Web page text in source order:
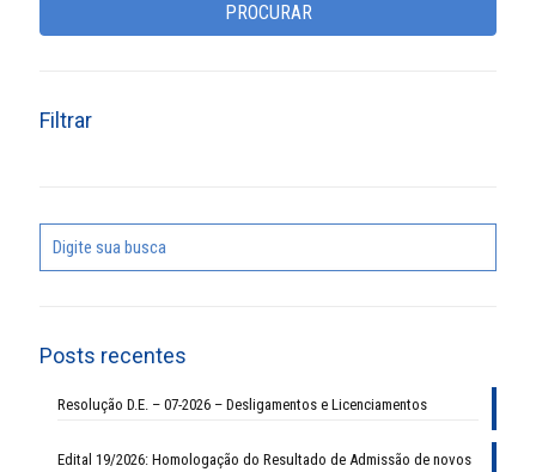
PROCURAR
Filtrar
Posts recentes
Resolução D.E. – 07-2026 – Desligamentos e Licenciamentos
Edital 19/2026: Homologação do Resultado de Admissão de novos